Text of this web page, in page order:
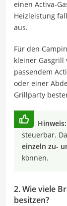
einen Activa-
Heizleistung
aus.
Für den
kleiner Gasgrill
passendem
oder einer
Grillparty
Hinweis:
steuerbar.
einzeln zu-
können.
2. Wie viele
besitzen?